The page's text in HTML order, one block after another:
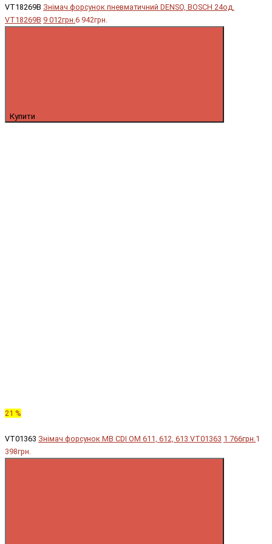
VT18269B Знімач форсунок пневматичний DENSO, BOSCH 24од.
VT18269B 9 012грн. 6 942грн.
Купити
21 %
VT01363 Знімач форсунок MB CDI OM 611, 612, 613 VT01363 1 766грн. 1
398грн.